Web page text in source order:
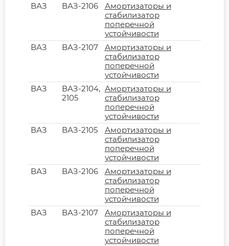
ВАЗ
ВАЗ-2106
Амортизаторы и
стабилизатор
поперечной
устойчивости
ВАЗ
ВАЗ-2107
Амортизаторы и
стабилизатор
поперечной
устойчивости
ВАЗ
ВАЗ-2104,
2105
Амортизаторы и
стабилизатор
поперечной
устойчивости
ВАЗ
ВАЗ-2105
Амортизаторы и
стабилизатор
поперечной
устойчивости
ВАЗ
ВАЗ-2106
Амортизаторы и
стабилизатор
поперечной
устойчивости
ВАЗ
ВАЗ-2107
Амортизаторы и
стабилизатор
поперечной
устойчивости